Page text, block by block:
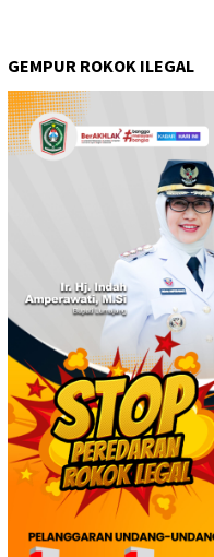
GEMPUR ROKOK ILEGAL